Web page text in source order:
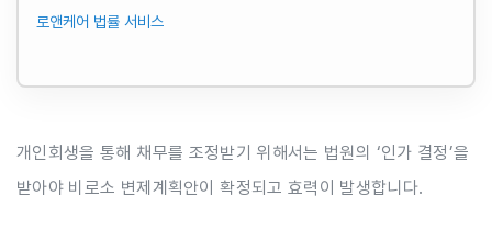
로앤케어 법률 서비스
개인회생을 통해 채무를 조정받기 위해서는 법원의 ‘인가 결정’을
받아야 비로소 변제계획안이 확정되고 효력이 발생합니다.